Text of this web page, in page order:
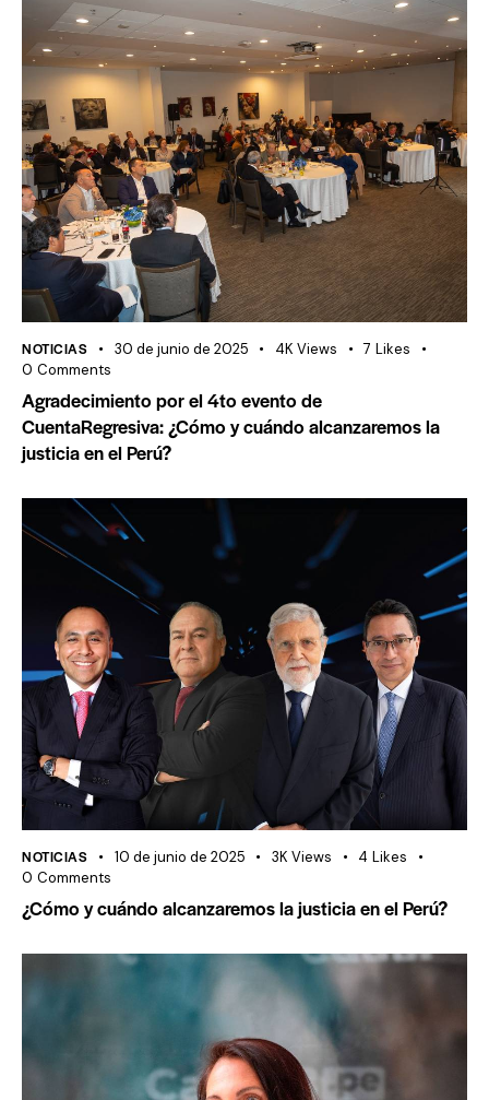
NOTICIAS 30 de junio de 2025 4K Views 7 Likes
0 Comments
Agradecimiento por el 4to evento de
CuentaRegresiva: ¿Cómo y cuándo alcanzaremos la
justicia en el Perú?
NOTICIAS 10 de junio de 2025 3K Views 4 Likes
0 Comments
¿Cómo y cuándo alcanzaremos la justicia en el Perú?